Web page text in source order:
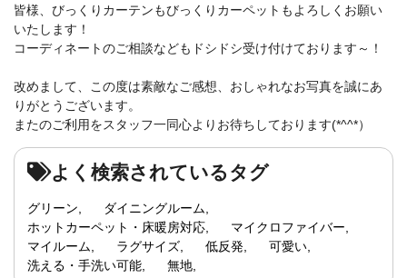
皆様、びっくりカーテンもびっくりカーペットもよろしくお願い
いたします！
コーディネートのご相談などもドシドシ受け付けております～！
改めまして、この度は素敵なご感想、おしゃれなお写真を誠にあ
りがとうございます。
またのご利用をスタッフ一同心よりお待ちしております(*^^*）
よく検索されているタグ
グリーン
ダイニングルーム
ホットカーペット・床暖房対応
マイクロファイバー
マイルーム
ラグサイズ 低反発
可愛い
洗える・手洗い可能
無地